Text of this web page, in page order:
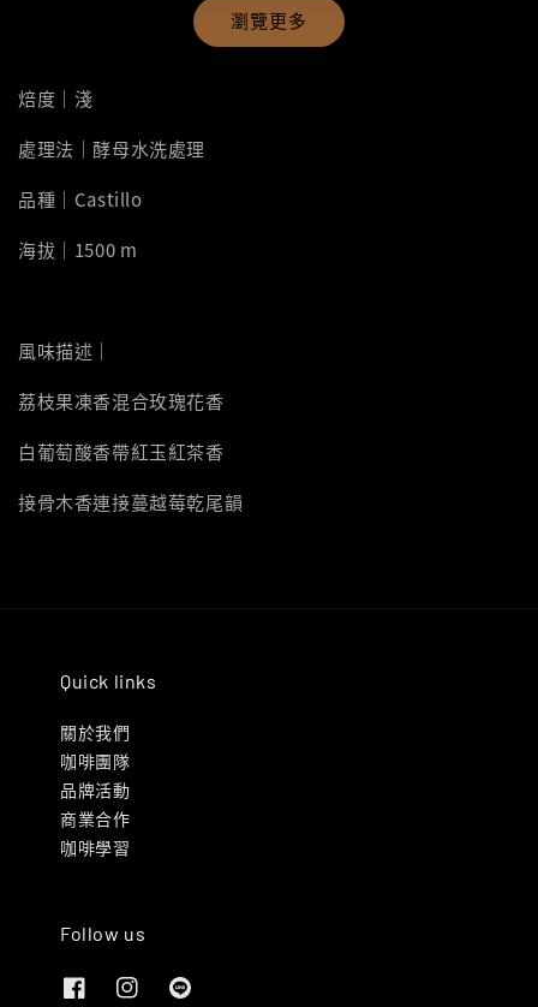
瀏覽更多
焙度｜淺
處理法｜酵母水洗處理
品種｜Castillo
海拔｜1500 m
風味描述｜
荔枝果凍香混合玫瑰花香
白葡萄酸香帶紅玉紅茶香
接骨木香連接蔓越莓乾尾韻
Quick links
關於我們
咖啡團隊
品牌活動
商業合作
咖啡學習
Follow us